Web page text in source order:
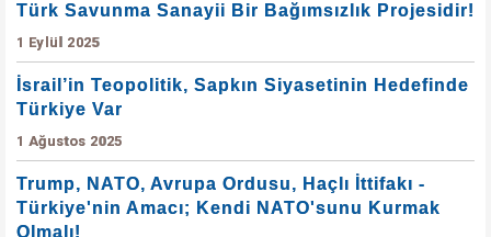
Türk Savunma Sanayii Bir Bağımsızlık Projesidir!
1 Eylül 2025
İsrail’in Teopolitik, Sapkın Siyasetinin Hedefinde
Türkiye Var
1 Ağustos 2025
Trump, NATO, Avrupa Ordusu, Haçlı İttifakı -
Türkiye'nin Amacı; Kendi NATO'sunu Kurmak
Olmalı!